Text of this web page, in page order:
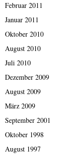
Februar 2011
Januar 2011
Oktober 2010
August 2010
Juli 2010
Dezember 2009
August 2009
März 2009
September 2001
Oktober 1998
August 1997